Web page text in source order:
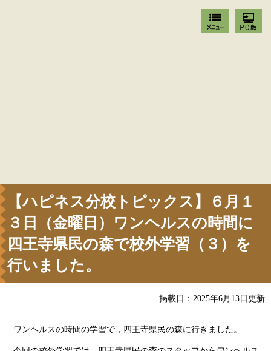
【ハピネス分校トピックス】６月１
３日（金曜日）ワンヘルスの時間に
四王寺県民の森で校外学習（３）を
行いました。
掲載日：2025年6月13日更新
ワンヘルスの時間の学習で，四王寺県民の森に行きました。